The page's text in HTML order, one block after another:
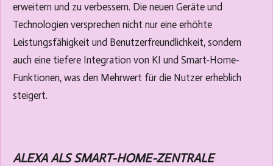
erweitern und zu verbessern. Die neuen Geräte und
Technologien versprechen nicht nur eine erhöhte
Leistungsfähigkeit und Benutzerfreundlichkeit, sondern
auch eine tiefere Integration von KI und Smart-Home-
Funktionen, was den Mehrwert für die Nutzer erheblich
steigert.
ALEXA ALS SMART-HOME-ZENTRALE